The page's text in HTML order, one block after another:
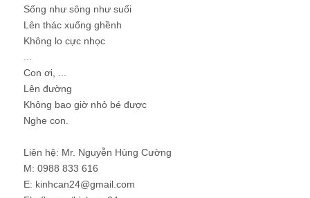
Sống như sông như suối
Lên thác xuống ghềnh
Không lo cực nhọc
...
Con ơi, ...
Lên đường
Không bao giờ nhỏ bé được
Nghe con.
Liên hệ: Mr. Nguyễn Hùng Cường
M: 0988 833 616
E: kinhcan24@gmail.com